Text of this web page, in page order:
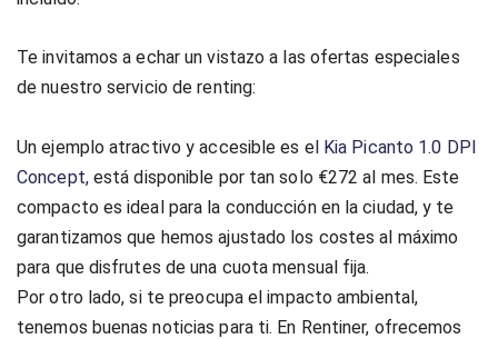
Te invitamos a echar un vistazo a las ofertas especiales
de nuestro servicio de renting:
Un ejemplo atractivo y accesible es el Kia Picanto 1.0 DPI
Concept, está disponible por tan solo €272 al mes. Este
compacto es ideal para la conducción en la ciudad, y te
garantizamos que hemos ajustado los costes al máximo
para que disfrutes de una cuota mensual fija.
Por otro lado, si te preocupa el impacto ambiental,
tenemos buenas noticias para ti. En Rentiner, ofrecemos